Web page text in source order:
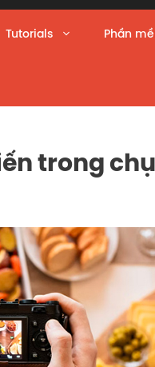
Tutorials Phần
trong